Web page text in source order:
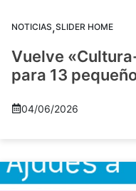
NOTICIAS,SLIDER HOME
Vuelve
para 13
04/06/2026